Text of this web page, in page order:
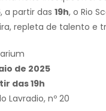
, a partir das 19h, o Rio
repleta de talento e
de 2025
das 19h
Lavradio, nº 20